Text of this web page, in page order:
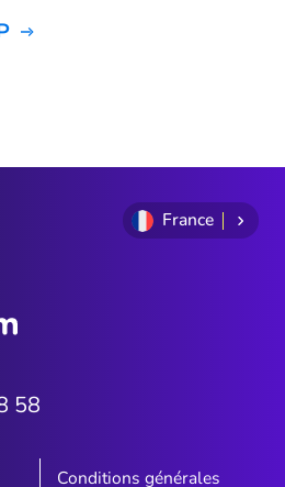
France
58
Conditions générales